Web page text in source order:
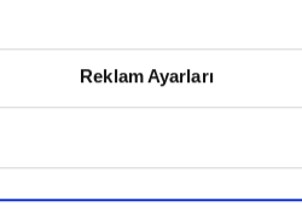
Reklam Ayarları